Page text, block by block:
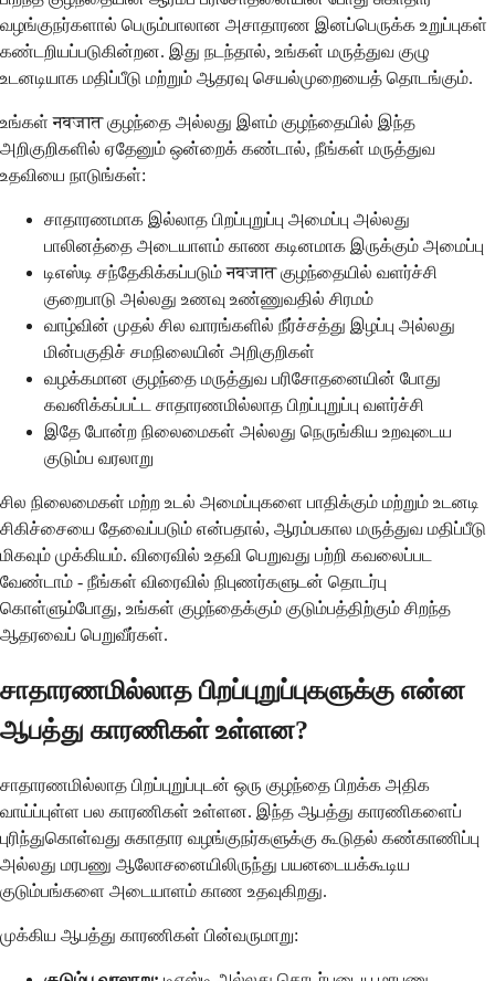
வழங்குநர்களால் பெரும்பாலான அசாதாரண இனப்பெருக்க உறுப்புகள்
கண்டறியப்படுகின்றன. இது நடந்தால், உங்கள் மருத்துவ குழு
உடனடியாக மதிப்பீடு மற்றும் ஆதரவு செயல்முறையைத் தொடங்கும்.
உங்கள் नवजात குழந்தை அல்லது இளம் குழந்தையில் இந்த
அறிகுறிகளில் ஏதேனும் ஒன்றைக் கண்டால், நீங்கள் மருத்துவ
உதவியை நாடுங்கள்:
சாதாரணமாக இல்லாத பிறப்புறுப்பு அமைப்பு அல்லது
பாலினத்தை அடையாளம் காண கடினமாக இருக்கும் அமைப்பு
டிஎஸ்டி சந்தேகிக்கப்படும் नवजात குழந்தையில் வளர்ச்சி
குறைபாடு அல்லது உணவு உண்ணுவதில் சிரமம்
வாழ்வின் முதல் சில வாரங்களில் நீர்ச்சத்து இழப்பு அல்லது
மின்பகுதிச் சமநிலையின் அறிகுறிகள்
வழக்கமான குழந்தை மருத்துவ பரிசோதனையின் போது
கவனிக்கப்பட்ட சாதாரணமில்லாத பிறப்புறுப்பு வளர்ச்சி
இதே போன்ற நிலைமைகள் அல்லது நெருங்கிய உறவுடைய
குடும்ப வரலாறு
சில நிலைமைகள் மற்ற உடல் அமைப்புகளை பாதிக்கும் மற்றும் உடனடி
சிகிச்சையை தேவைப்படும் என்பதால், ஆரம்பகால மருத்துவ மதிப்பீடு
மிகவும் முக்கியம். விரைவில் உதவி பெறுவது பற்றி கவலைப்பட
வேண்டாம் - நீங்கள் விரைவில் நிபுணர்களுடன் தொடர்பு
கொள்ளும்போது, உங்கள் குழந்தைக்கும் குடும்பத்திற்கும் சிறந்த
ஆதரவைப் பெறுவீர்கள்.
சாதாரணமில்லாத பிறப்புறுப்புகளுக்கு என்ன
ஆபத்து காரணிகள் உள்ளன?
சாதாரணமில்லாத பிறப்புறுப்புடன் ஒரு குழந்தை பிறக்க அதிக
வாய்ப்புள்ள பல காரணிகள் உள்ளன. இந்த ஆபத்து காரணிகளைப்
புரிந்துகொள்வது சுகாதார வழங்குநர்களுக்கு கூடுதல் கண்காணிப்பு
அல்லது மரபணு ஆலோசனையிலிருந்து பயனடையக்கூடிய
குடும்பங்களை அடையாளம் காண உதவுகிறது.
முக்கிய ஆபத்து காரணிகள் பின்வருமாறு: